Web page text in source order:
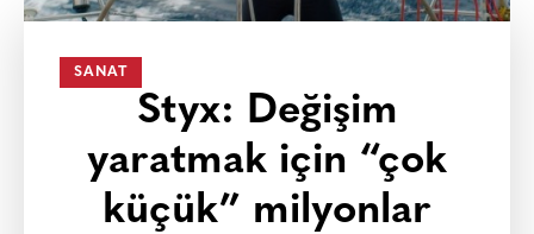
SANAT
Styx: Değişim
yaratmak için “çok
küçük” milyonlar